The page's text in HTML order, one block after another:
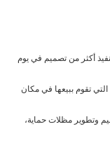
أكثر من تصميم في يوم
تقوم ببيعها في مكان
وتطوير مظلات حماية،